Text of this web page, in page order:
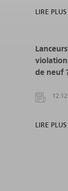
LIRE PLUS
de neuf
LIRE PLUS